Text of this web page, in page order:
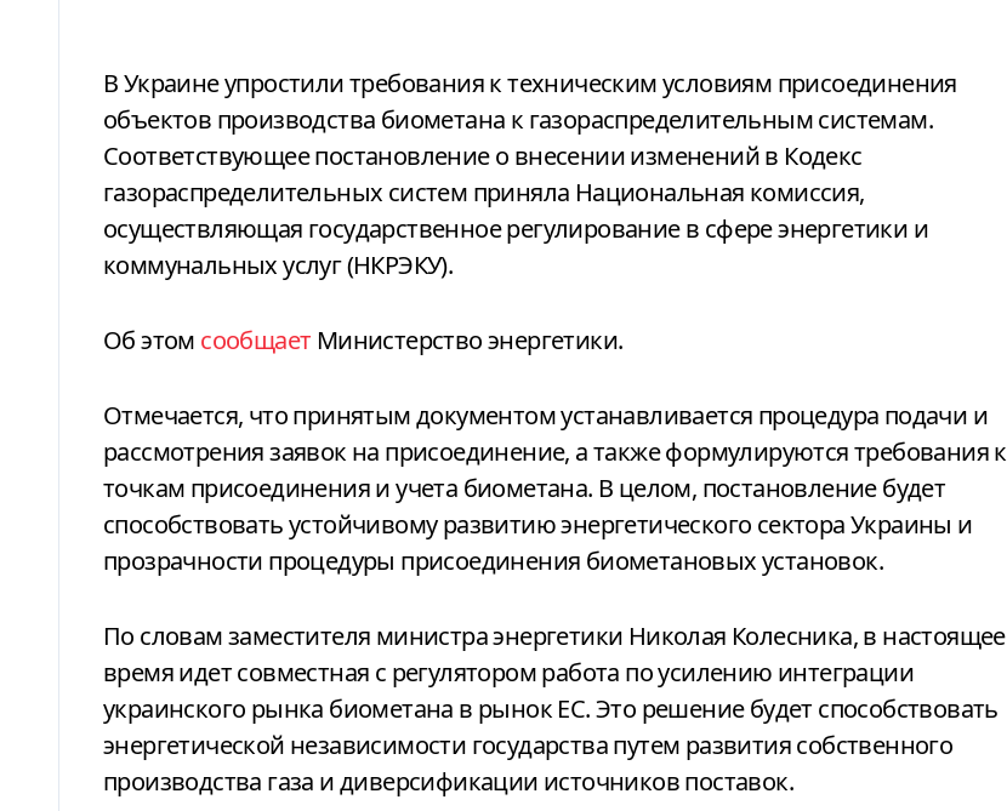
В Украине упростили требования к техническим условиям присоединения
объектов производства биометана к газораспределительным системам.
Соответствующее постановление о внесении изменений в Кодекс
газораспределительных систем приняла Национальная комиссия,
осуществляющая государственное регулирование в сфере энергетики и
коммунальных услуг (НКРЭКУ).
Об этом сообщает Министерство энергетики.
Отмечается, что принятым документом устанавливается процедура подачи и
рассмотрения заявок на присоединение, а также формулируются требования к
точкам присоединения и учета биометана. В целом, постановление будет
способствовать устойчивому развитию энергетического сектора Украины и
прозрачности процедуры присоединения биометановых установок.
По словам заместителя министра энергетики Николая Колесника, в настоящее
время идет совместная с регулятором работа по усилению интеграции
украинского рынка биометана в рынок ЕС. Это решение будет способствовать
энергетической независимости государства путем развития собственного
производства газа и диверсификации источников поставок.